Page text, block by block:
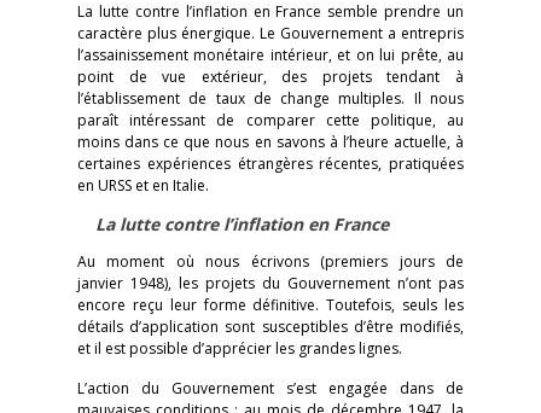
La lutte contre l’inflation en France semble prendre un
caractère plus énergique. Le Gouvernement a entrepris
l’assainissement monétaire intérieur, et on lui prête, au
point de vue extérieur, des projets tendant à
l’établissement de taux de change multiples. Il nous
paraît intéressant de comparer cette politique, au
moins dans ce que nous en savons à l’heure actuelle, à
certaines expériences étrangères récentes, pratiquées
en URSS et en Italie.
La lutte contre l’inflation en France
Au moment où nous écrivons (premiers jours de
janvier 1948), les projets du Gouvernement n’ont pas
encore reçu leur forme définitive. Toutefois, seuls les
détails d’application sont susceptibles d’être modifiés,
et il est possible d’apprécier les grandes lignes.
L’action du Gouvernement s’est engagée dans de